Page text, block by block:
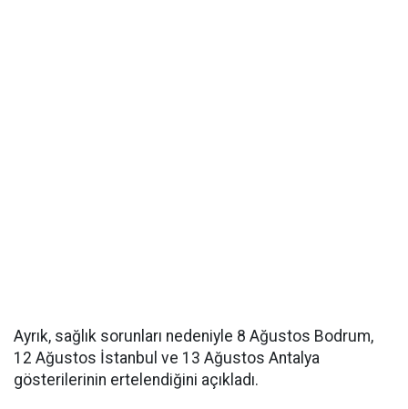
Ayrık, sağlık sorunları nedeniyle 8 Ağustos Bodrum,
12 Ağustos İstanbul ve 13 Ağustos Antalya
gösterilerinin ertelendiğini açıkladı.